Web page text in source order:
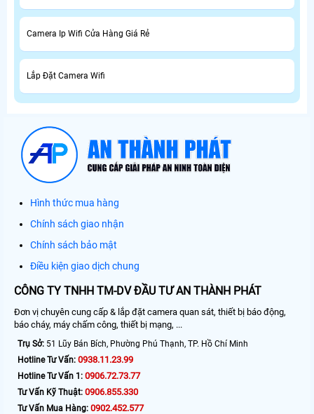
Camera Ip Wifi Cửa Hàng Giá Rẻ
Lắp Đặt Camera Wifi
Hình thức mua hàng
Chính sách giao nhận
Chính sách bảo mật
Điều kiện giao dịch chung
CÔNG TY TNHH TM-DV ĐẦU TƯ AN THÀNH PHÁT
Đơn vị chuyên cung cấp & lắp đặt camera quan sát, thiết bị báo động,
báo cháy, máy chấm công, thiết bị mạng, ...
Trụ Sở: 51 Lũy Bán Bích, Phường Phú Thạnh, TP. Hồ Chí Minh
Hotline Tư Vấn: 0938.11.23.99
Hotline Tư Vấn 1: 0906.72.73.77
Tư Vấn Kỹ Thuật: 0906.855.330
Tư Vấn Mua Hàng: 0902.452.577